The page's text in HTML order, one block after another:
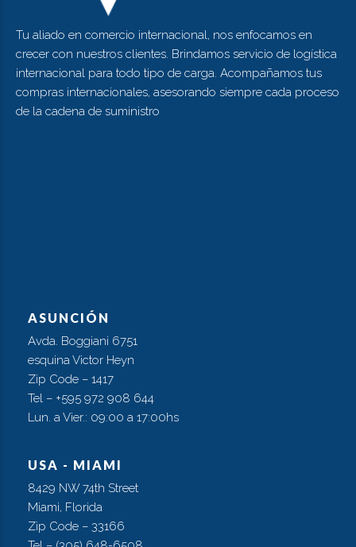
Tu aliado en comercio internacional, nos enfocamos en
crecer con nuestros clientes. Brindamos servicio de logística
internacional para todo tipo de carga. Acompañamos tus
compras internacionales, asesorando siempre cada proceso
de la cadena de suministro
ASUNCIÓN
Avda. Boggiani 6751
esquina Victor Heyn
Zip Code – 1417
Tel – +595 972 908 644
Lun. a Vier.: 09:00 a 17:00hs
USA - MIAMI
8429 NW 74th Street
Miami, Florida
Zip Code – 33166